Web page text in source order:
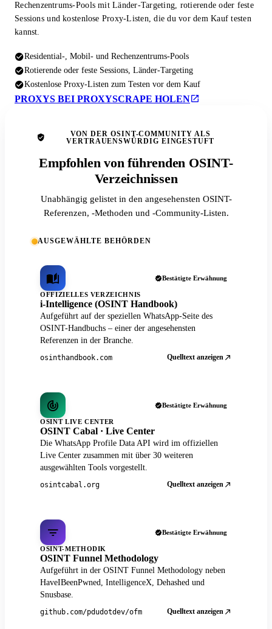
Rechenzentrums-Pools mit Länder-Targeting, rotierende oder feste
Sessions und kostenlose Proxy-Listen, die du vor dem Kauf testen
kannst.
Residential-, Mobil- und Rechenzentrums-Pools
Rotierende oder feste Sessions, Länder-Targeting
Kostenlose Proxy-Listen zum Testen vor dem Kauf
PROXYS BEI PROXYSCRAPE HOLEN
VON DER OSINT-COMMUNITY ALS
VERTRAUENSWÜRDIG EINGESTUFT
Empfohlen von führenden OSINT-
Verzeichnissen
Unabhängig gelistet in den angesehensten OSINT-
Referenzen, -Methoden und -Community-Listen.
AUSGEWÄHLTE BEHÖRDEN
Bestätigte Erwähnung
OFFIZIELLES VERZEICHNIS
i-Intelligence (OSINT Handbook)
Aufgeführt auf der speziellen WhatsApp-Seite des
OSINT-Handbuchs – einer der angesehensten
Referenzen in der Branche.
osinthandbook.com Quelltext anzeigen
Bestätigte Erwähnung
OSINT LIVE CENTER
OSINT Cabal · Live Center
Die WhatsApp Profile Data API wird im offiziellen
Live Center zusammen mit über 30 weiteren
ausgewählten Tools vorgestellt.
osintcabal.org Quelltext anzeigen
Bestätigte Erwähnung
OSINT-METHODIK
OSINT Funnel Methodology
Aufgeführt in der OSINT Funnel Methodology neben
HaveIBeenPwned, IntelligenceX, Dehashed und
Snusbase.
github.com/pdudotdev/ofm Quelltext anzeigen